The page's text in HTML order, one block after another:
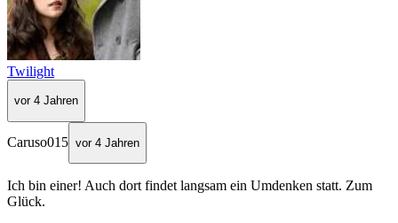
Twilight
vor 4 Jahren
Caruso015 vor 4 Jahren
Ich bin einer! Auch dort findet langsam ein Umdenken statt. Zum
Glück.